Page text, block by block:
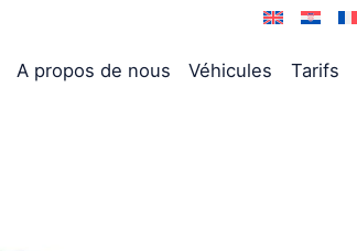
A propos de nous Véhicules Tarifs